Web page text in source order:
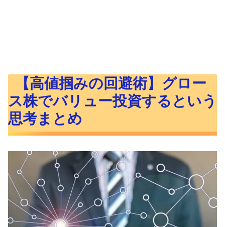
【高値掴みの回避術】グロー
ス株でバリュー投資するという
思考まとめ